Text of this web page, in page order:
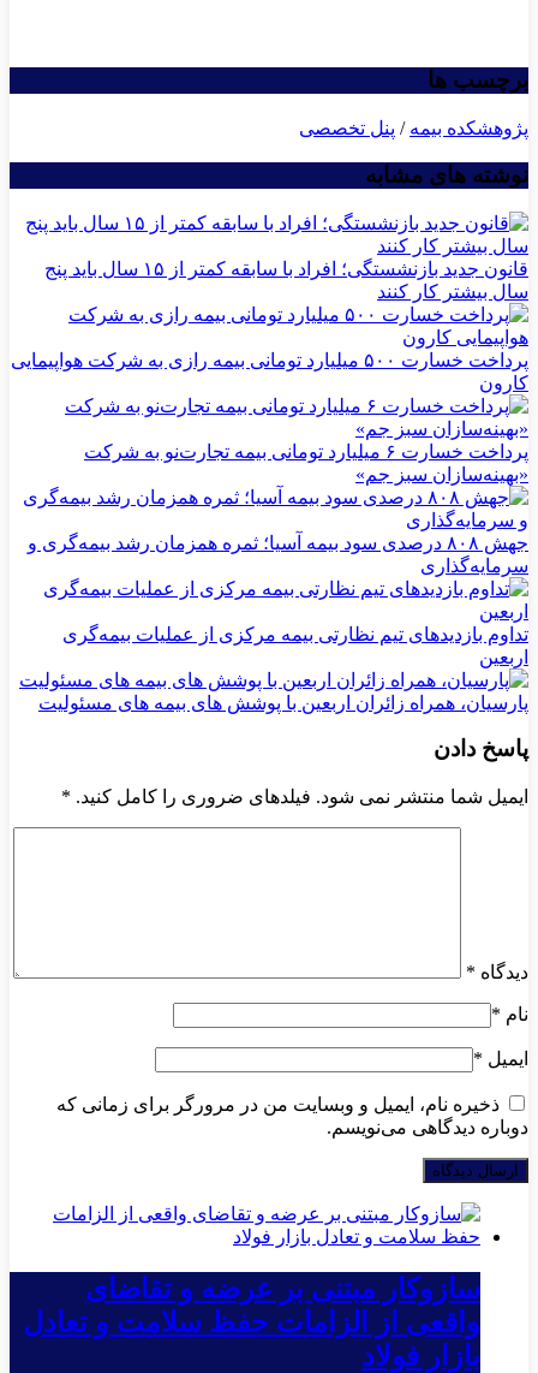
برچسب ها
پژوهشكده بیمه / پنل تخصصی
نوشته های مشابه
قانون جدید بازنشستگی؛ افراد با سابقه کمتر از ۱۵ سال باید پنج
سال بیشتر کار کنند
پرداخت خسارت ۵۰۰ میلیارد تومانی بیمه رازی به شرکت هواپیمایی
کارون
پرداخت خسارت ۶ میلیارد تومانی بیمه تجارت‌نو به شرکت
«بهینه‌سازان سبز جم»
جهش ۸۰۸ درصدی سود بیمه آسیا؛ ثمره همزمان رشد بیمه‌گری و
سرمایه‌گذاری
تداوم بازدیدهای تیم نظارتی بیمه مركزی از عملیات بیمه‌گری
اربعین
پارسیان، همراه زائران اربعین با پوشش های بیمه های مسئولیت
پاسخ دادن
ایمیل شما منتشر نمی شود. فیلدهای ضروری را کامل کنید. *
دیدگاه *
نام *
ایمیل *
ذخیره نام، ایمیل و وبسایت من در مرورگر برای زمانی که
دوباره دیدگاهی می‌نویسم.
سازوکار مبتنی بر عرضه و تقاضای
واقعی از الزامات حفظ سلامت و تعادل
بازار فولاد